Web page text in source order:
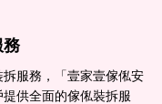
務
服務，「壹家壹傢俬安
供全面的傢俬裝拆服